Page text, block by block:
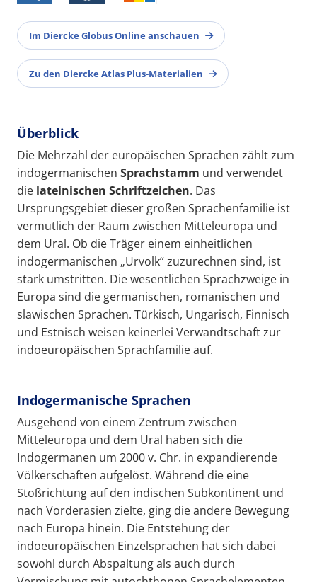
Im Diercke Globus Online anschauen
Zu den Diercke Atlas Plus-Materialien
Überblick
Die Mehrzahl der europäischen Sprachen zählt zum
indogermanischen Sprachstamm und verwendet
die lateinischen Schriftzeichen. Das
Ursprungsgebiet dieser großen Sprachenfamilie ist
vermutlich der Raum zwischen Mitteleuropa und
dem Ural. Ob die Träger einem einheitlichen
indogermanischen „Urvolk“ zuzurechnen sind, ist
stark umstritten. Die wesentlichen Sprachzweige in
Europa sind die germanischen, romanischen und
slawischen Sprachen. Türkisch, Ungarisch, Finnisch
und Estnisch weisen keinerlei Verwandtschaft zur
indoeuropäischen Sprachfamilie auf.
Indogermanische Sprachen
Ausgehend von einem Zentrum zwischen
Mitteleuropa und dem Ural haben sich die
Indogermanen um 2000 v. Chr. in expandierende
Völkerschaften aufgelöst. Während die eine
Stoßrichtung auf den indischen Subkontinent und
nach Vorderasien zielte, ging die andere Bewegung
nach Europa hinein. Die Entstehung der
indoeuropäischen Einzelsprachen hat sich dabei
sowohl durch Abspaltung als auch durch